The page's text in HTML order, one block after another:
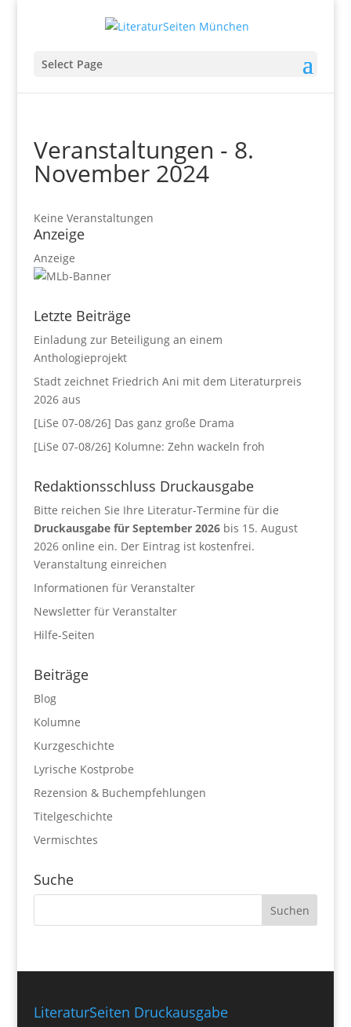
Select Page
Veranstaltungen - 8.
November 2024
Keine Veranstaltungen
Anzeige
Anzeige
Letzte Beiträge
Einladung zur Beteiligung an einem
Anthologieprojekt
Stadt zeichnet Friedrich Ani mit dem Literaturpreis
2026 aus
[LiSe 07-08/26] Das ganz große Drama
[LiSe 07-08/26] Kolumne: Zehn wackeln froh
Redaktionsschluss Druckausgabe
Bitte reichen Sie Ihre Literatur-Termine für die
Druckausgabe für September 2026bis 15. August
2026 online ein. Der Eintrag ist kostenfrei.
Veranstaltung einreichen
Informationen für Veranstalter
Newsletter für Veranstalter
Hilfe-Seiten
Beiträge
Blog
Kolumne
Kurzgeschichte
Lyrische Kostprobe
Rezension & Buchempfehlungen
Titelgeschichte
Vermischtes
Suche
LiteraturSeiten Druckausgabe